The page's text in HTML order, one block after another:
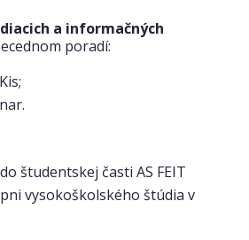
a informačných
poradí:
študentskej časti AS FEIT
vysokoškolského štúdia v